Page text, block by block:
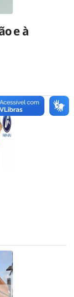
e à